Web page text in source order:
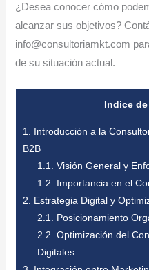
¿Desea conocer cómo
alcanzar sus objetivos?
info@consultoriamkt.com
de su situación actual.
Indice
1.
Introducción a la
B2B
1.1.
Visión General y
1.2.
Importancia en el
2.
Estrategia Digital y
2.1.
Posicionamiento
2.2. Optimización del
Digitales